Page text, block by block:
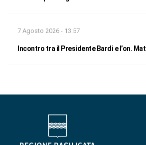
7 Agosto 2026 - 13:57
Incontro tra il Presidente Bardi e l’on.